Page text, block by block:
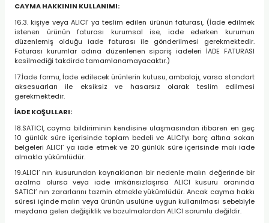
CAYMA HAKKININ KULLANIMI:
16.3. kişiye veya ALICI’ ya teslim edilen ürünün faturası, (İade edilmek
istenen ürünün faturası kurumsal ise, iade ederken kurumun
düzenlemiş olduğu iade faturası ile gönderilmesi gerekmektedir.
Faturası kurumlar adına düzenlenen sipariş iadeleri İADE FATURASI
kesilmediği takdirde tamamlanamayacaktır.)
17.İade formu, İade edilecek ürünlerin kutusu, ambalajı, varsa standart
aksesuarları ile eksiksiz ve hasarsız olarak teslim edilmesi
gerekmektedir.
İADE KOŞULLARI:
18.SATICI, cayma bildiriminin kendisine ulaşmasından itibaren en geç
10 günlük süre içerisinde toplam bedeli ve ALICI’yı borç altına sokan
belgeleri ALICI’ ya iade etmek ve 20 günlük süre içerisinde malı iade
almakla yükümlüdür.
19.ALICI’ nın kusurundan kaynaklanan bir nedenle malın değerinde bir
azalma olursa veya iade imkânsızlaşırsa ALICI kusuru oranında
SATICI’ nın zararlarını tazmin etmekle yükümlüdür. Ancak cayma hakkı
süresi içinde malın veya ürünün usulüne uygun kullanılması sebebiyle
meydana gelen değişiklik ve bozulmalardan ALICI sorumlu değildir.